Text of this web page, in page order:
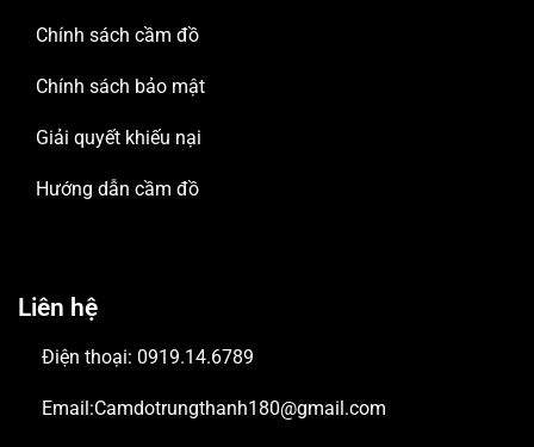
Chính sách cầm đồ
Chính sách bảo mật
Giải quyết khiếu nại
Hướng dẫn cầm đồ
Liên hệ
Điện thoại: 0919.14.6789
Email:Camdotrungthanh180@gmail.com